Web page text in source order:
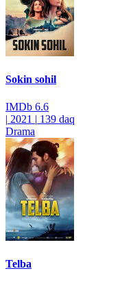
Sokin sohil
IMDb 6.6
| 2021 | 139 daq
Drama
Telba